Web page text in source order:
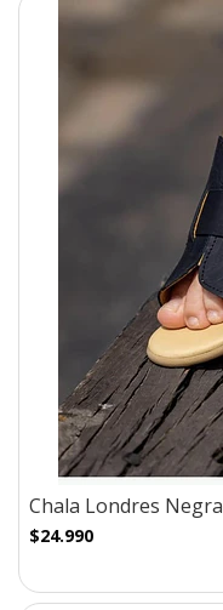
Chala Londres Negra
$24.990